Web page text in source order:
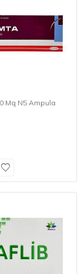
Mq N5 Ampula